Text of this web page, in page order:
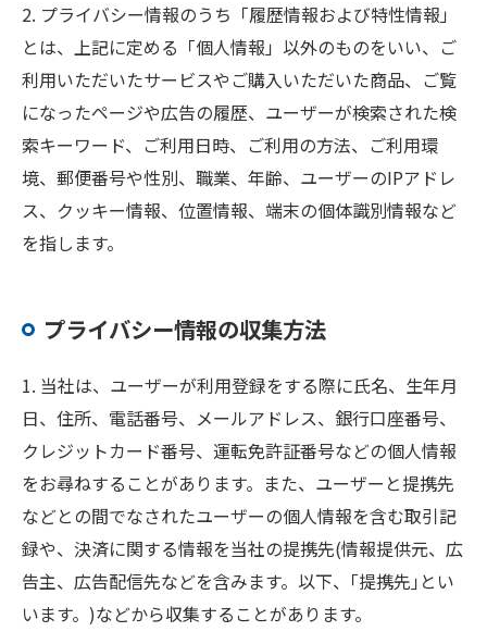
2. プライバシー情報のうち「履歴情報および特性情報」
とは、上記に定める「個人情報」以外のものをいい、ご
利用いただいたサービスやご購入いただいた商品、ご覧
になったページや広告の履歴、ユーザーが検索された検
索キーワード、ご利用日時、ご利用の方法、ご利用環
境、郵便番号や性別、職業、年齢、ユーザーのIPアドレ
ス、クッキー情報、位置情報、端末の個体識別情報など
を指します。
プライバシー情報の収集方法
1. 当社は、ユーザーが利用登録をする際に氏名、生年月
日、住所、電話番号、メールアドレス、銀行口座番号、
クレジットカード番号、運転免許証番号などの個人情報
をお尋ねすることがあります。また、ユーザーと提携先
などとの間でなされたユーザーの個人情報を含む取引記
録や、決済に関する情報を当社の提携先(情報提供元、広
告主、広告配信先などを含みます。以下、｢提携先｣とい
います。)などから収集することがあります。